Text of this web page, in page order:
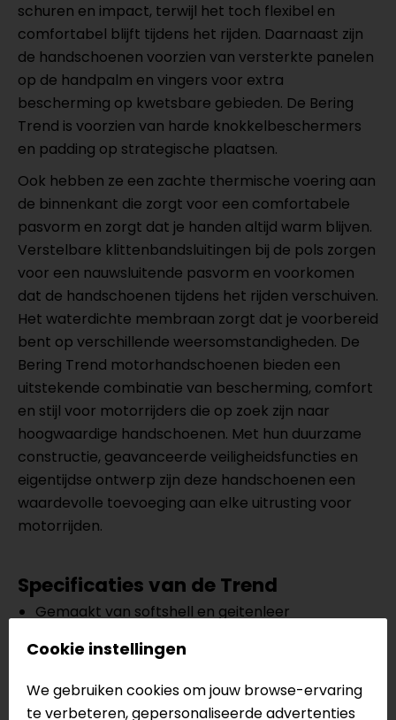
schuren en impact, terwijl het toch flexibel en
comfortabel blijft tijdens het rijden. Daarnaast zijn
de handschoenen voorzien van versterkte panelen
op de handpalm en vingers voor extra
bescherming op kwetsbare gebieden. De Bering
Trend is voorzien van harde knokkelbeschermers
en padding op strategische plaatsen.
Ook hebben ze een zachte thermische voering aan
de binnenkant die zorgt voor een comfortabele
pasvorm en zorgt dat je handen altijd warm blijven.
Verstelbare klittenbandsluitingen bij de pols zorgen
voor een nauwsluitende pasvorm en voorkomen
dat de handschoenen tijdens het rijden verschuiven.
Het waterdichte membraan zorgt dat je voorbereid
bent op verschillende weersomstandigheden. De
Bering Trend motorhandschoenen bieden een
uitstekende combinatie van bescherming, comfort
en stijl voor motorrijders die op zoek zijn naar
hoogwaardige handschoenen. Met hun duurzame
constructie, geavanceerde veiligheidsfuncties en
eigentijdse ontwerp zijn deze handschoenen een
waardevolle toevoeging aan elke uitrusting voor
motorrijden.
Specificaties van de Trend
Gemaakt van softshell en geitenleer
Waterdicht membraan
100% mesh voering gemaakt van REPREVE
gerecyclede vezels
Cookie instellingen
We gebruiken cookies om jouw browse-ervaring
te verbeteren, gepersonaliseerde advertenties